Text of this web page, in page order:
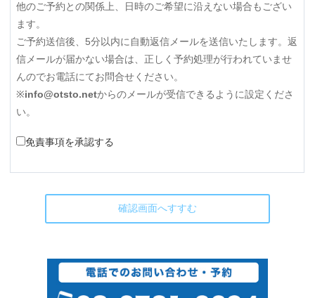
他のご予約との関係上、日時のご希望に沿えない場合もござい
ます。
ご予約送信後、5分以内に自動返信メールを送信いたします。返
信メールが届かない場合は、正しく予約処理が行われていませ
んのでお電話にてお問合せください。
※info@otsto.netからのメールが受信できるように設定くださ
い。
免責事項を承認する